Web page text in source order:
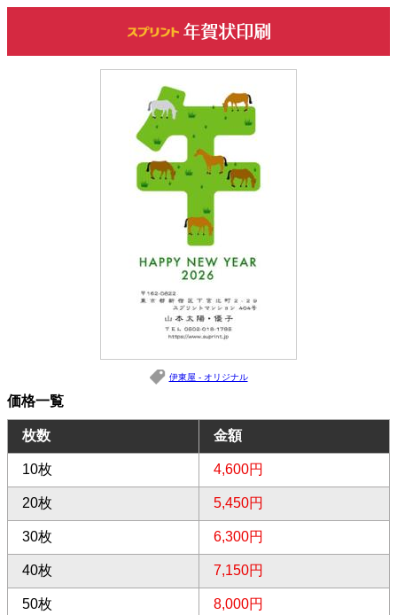
伊東屋 - オリジナル
価格一覧
枚数 金額
10枚 4,600円
20枚 5,450円
30枚 6,300円
40枚 7,150円
50枚 8,000円